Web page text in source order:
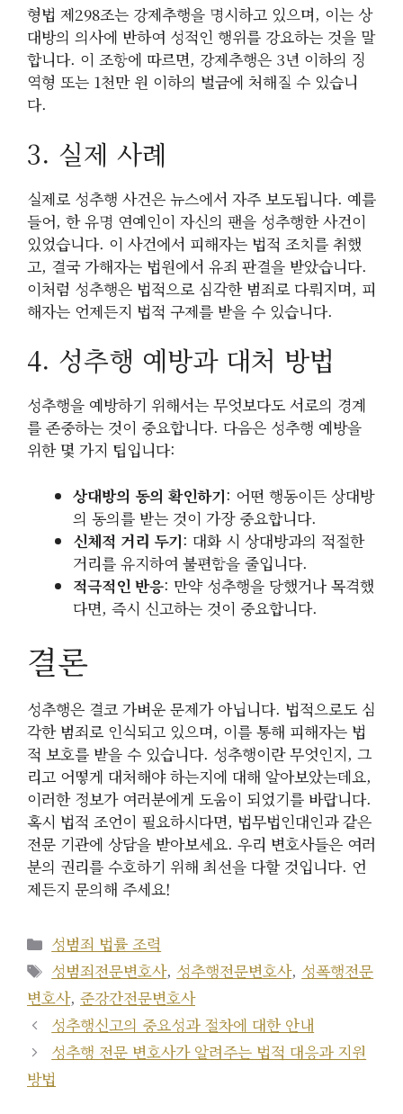
형법 제298조는 강제추행을 명시하고 있으며, 이는 상
대방의 의사에 반하여 성적인 행위를 강요하는 것을 말
합니다. 이 조항에 따르면, 강제추행은 3년 이하의 징
역형 또는 1천만 원 이하의 벌금에 처해질 수 있습니
다.
3. 실제 사례
실제로 성추행 사건은 뉴스에서 자주 보도됩니다. 예를
들어, 한 유명 연예인이 자신의 팬을 성추행한 사건이
있었습니다. 이 사건에서 피해자는 법적 조치를 취했
고, 결국 가해자는 법원에서 유죄 판결을 받았습니다.
이처럼 성추행은 법적으로 심각한 범죄로 다뤄지며, 피
해자는 언제든지 법적 구제를 받을 수 있습니다.
4. 성추행 예방과 대처 방법
성추행을 예방하기 위해서는 무엇보다도 서로의 경계
를 존중하는 것이 중요합니다. 다음은 성추행 예방을
위한 몇 가지 팁입니다:
상대방의 동의 확인하기: 어떤 행동이든 상대방
의 동의를 받는 것이 가장 중요합니다.
신체적 거리 두기: 대화 시 상대방과의 적절한
거리를 유지하여 불편함을 줄입니다.
적극적인 반응: 만약 성추행을 당했거나 목격했
다면, 즉시 신고하는 것이 중요합니다.
결론
성추행은 결코 가벼운 문제가 아닙니다. 법적으로도 심
각한 범죄로 인식되고 있으며, 이를 통해 피해자는 법
적 보호를 받을 수 있습니다. 성추행이란 무엇인지, 그
리고 어떻게 대처해야 하는지에 대해 알아보았는데요,
이러한 정보가 여러분에게 도움이 되었기를 바랍니다.
혹시 법적 조언이 필요하시다면, 법무법인대인과 같은
전문 기관에 상담을 받아보세요. 우리 변호사들은 여러
분의 권리를 수호하기 위해 최선을 다할 것입니다. 언
제든지 문의해 주세요!
카
테
고
리
성범죄 법률 조력
태
그
성범죄전문변호사, 성추행전문변호사, 성폭행전문
변호사, 준강간전문변호사
성추행신고의 중요성과 절차에 대한 안내
성추행 전문 변호사가 알려주는 법적 대응과 지원
방법